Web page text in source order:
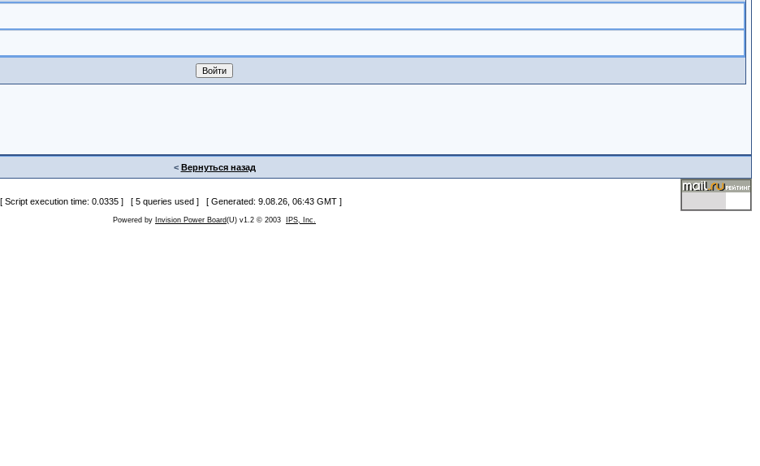
< Вернуться назад
[ Script execution time: 0.0335 ] [ 5 queries used ] [ Generated: 9.08.26, 06:43 GMT ]
Powered by Invision Power Board(U) v1.2 © 2003 IPS, Inc.